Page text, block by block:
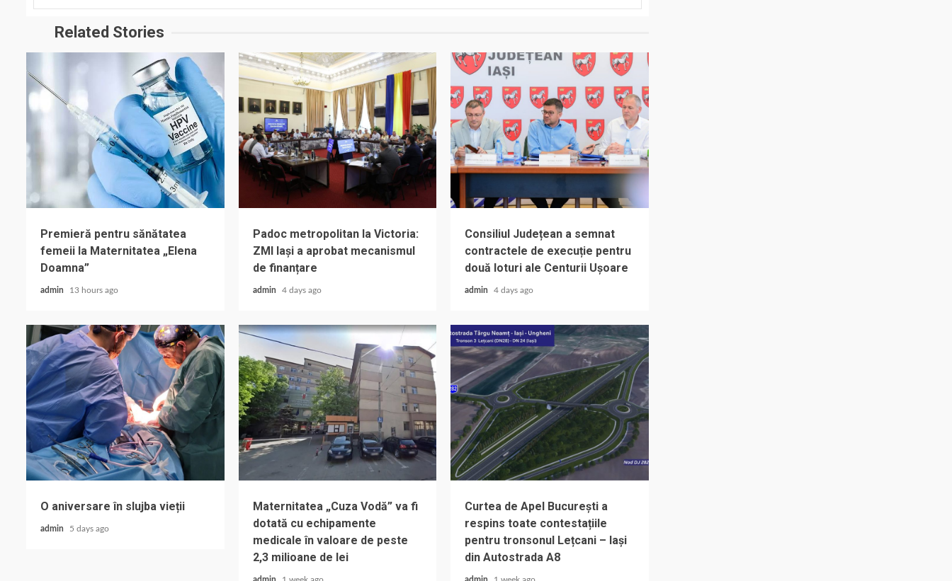
Related Stories
Premieră pentru sănătatea
femeii la Maternitatea „Elena
Doamna”
admin 13 hours ago
Padoc metropolitan la Victoria:
ZMI Iași a aprobat mecanismul
de finanțare
admin 4 days ago
Consiliul Județean a semnat
contractele de execuție pentru
două loturi ale Centurii Ușoare
admin 4 days ago
O aniversare în slujba vieții
admin 5 days ago
Maternitatea „Cuza Vodă” va fi
dotată cu echipamente
medicale în valoare de peste
2,3 milioane de lei
Curtea de Apel București a
respins toate contestațiile
pentru tronsonul Lețcani – Iași
din Autostrada A8